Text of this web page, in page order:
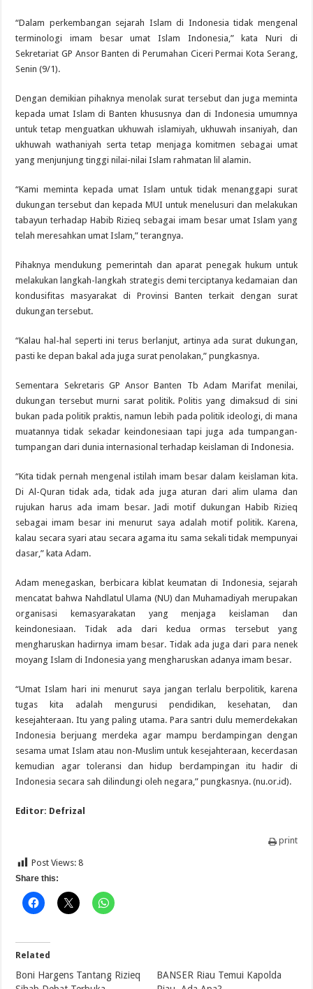
“Dalam perkembangan sejarah Islam di Indonesia tidak mengenal
terminologi imam besar umat Islam Indonesia,” kata Nuri di
Sekretariat GP Ansor Banten di Perumahan Ciceri Permai Kota Serang,
Senin (9/1).
Dengan demikian pihaknya menolak surat tersebut dan juga meminta
kepada umat Islam di Banten khususnya dan di Indonesia umumnya
untuk tetap menguatkan ukhuwah islamiyah, ukhuwah insaniyah, dan
ukhuwah wathaniyah serta tetap menjaga komitmen sebagai umat
yang menjunjung tinggi nilai-nilai Islam rahmatan lil alamin.
“Kami meminta kepada umat Islam untuk tidak menanggapi surat
dukungan tersebut dan kepada MUI untuk menelusuri dan melakukan
tabayun terhadap Habib Rizieq sebagai imam besar umat Islam yang
telah meresahkan umat Islam,” terangnya.
Pihaknya mendukung pemerintah dan aparat penegak hukum untuk
melakukan langkah-langkah strategis demi terciptanya kedamaian dan
kondusifitas masyarakat di Provinsi Banten terkait dengan surat
dukungan tersebut.
“Kalau hal-hal seperti ini terus berlanjut, artinya ada surat dukungan,
pasti ke depan bakal ada juga surat penolakan,” pungkasnya.
Sementara Sekretaris GP Ansor Banten Tb Adam Marifat menilai,
dukungan tersebut murni sarat politik. Politis yang dimaksud di sini
bukan pada politik praktis, namun lebih pada politik ideologi, di mana
muatannya tidak sekadar keindonesiaan tapi juga ada tumpangan-
tumpangan dari dunia internasional terhadap keislaman di Indonesia.
“Kita tidak pernah mengenal istilah imam besar dalam keislaman kita.
Di Al-Quran tidak ada, tidak ada juga aturan dari alim ulama dan
rujukan harus ada imam besar. Jadi motif dukungan Habib Rizieq
sebagai imam besar ini menurut saya adalah motif politik. Karena,
kalau secara syari atau secara agama itu sama sekali tidak mempunyai
dasar,” kata Adam.
Adam menegaskan, berbicara kiblat keumatan di Indonesia, sejarah
mencatat bahwa Nahdlatul Ulama (NU) dan Muhamadiyah merupakan
organisasi kemasyarakatan yang menjaga keislaman dan
keindonesiaan. Tidak ada dari kedua ormas tersebut yang
mengharuskan hadirnya imam besar. Tidak ada juga dari para nenek
moyang Islam di Indonesia yang mengharuskan adanya imam besar.
“Umat Islam hari ini menurut saya jangan terlalu berpolitik, karena
tugas kita adalah mengurusi pendidikan, kesehatan, dan
kesejahteraan. Itu yang paling utama. Para santri dulu memerdekakan
Indonesia berjuang merdeka agar mampu berdampingan dengan
sesama umat Islam atau non-Muslim untuk kesejahteraan, kecerdasan
kemudian agar toleransi dan hidup berdampingan itu hadir di
Indonesia secara sah dilindungi oleh negara,” pungkasnya. (nu.or.id).
Editor: Defrizal
print
Post Views: 8
Share this:
Related
Boni Hargens Tantang Rizieq
BANSER Riau Temui Kapolda